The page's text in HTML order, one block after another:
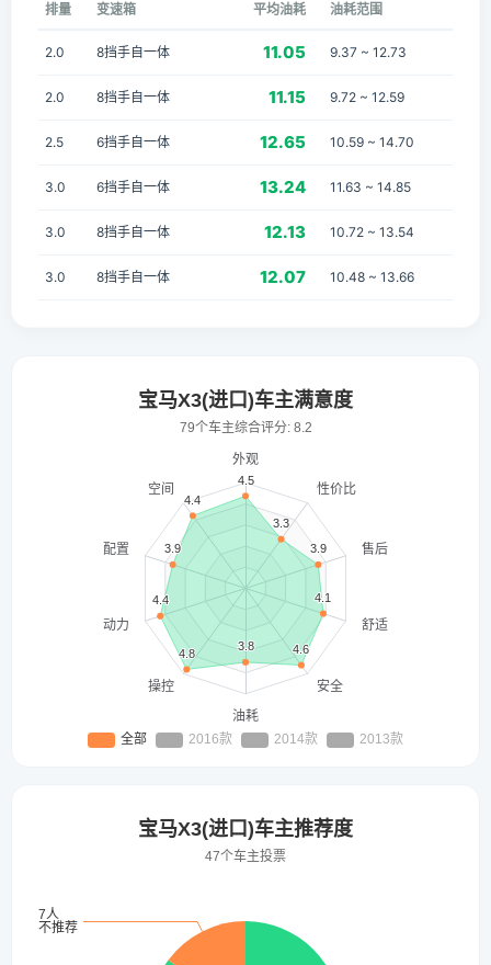
排量 变速箱 平均油耗 油耗范围
2.0 8挡手自一体 11.05 9.37 ~ 12.73
2.0 8挡手自一体 11.15 9.72 ~ 12.59
2.5 6挡手自一体 12.65 10.59 ~ 14.70
3.0 6挡手自一体 13.24 11.63 ~ 14.85
3.0 8挡手自一体 12.13 10.72 ~ 13.54
3.0 8挡手自一体 12.07 10.48 ~ 13.66